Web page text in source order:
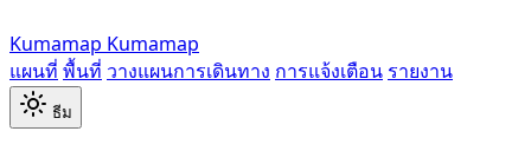
Kumamap Kumamap
แผนที่ พื้นที่ วางแผนการเดินทาง การแจ้งเตือน รายงาน
ธีม